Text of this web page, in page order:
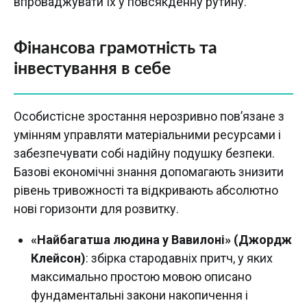
Фінансова грамотність та
інвестування в себе
Особистісне зростання нерозривно пов’язане з
умінням управляти матеріальними ресурсами і
забезпечувати собі надійну подушку безпеки.
Базові економічні знання допомагають знизити
рівень тривожності та відкривають абсолютно
нові горизонти для розвитку.
«Найбагатша людина у Вавилоні» (Джордж
Клейсон): збірка стародавніх притч, у яких
максимально простою мовою описано
фундаментальні закони накопичення і